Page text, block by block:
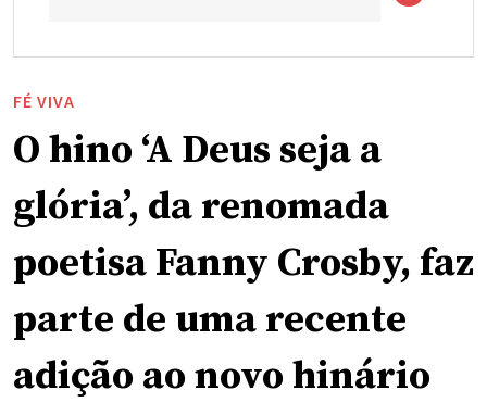
FÉ VIVA
O hino ‘A Deus seja a
glória’, da renomada
poetisa Fanny Crosby, faz
parte de uma recente
adição ao novo hinário